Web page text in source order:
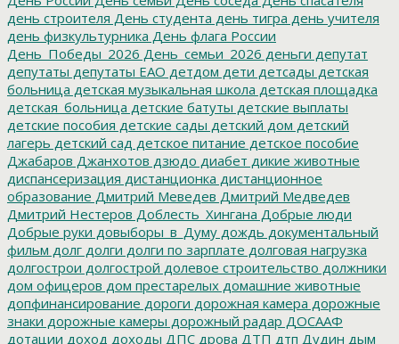
день строителя День студента день тигра день учителя
день физкультурника День флага России
День_Победы_2026 День_семьи_2026 деньги депутат
депутаты депутаты ЕАО детдом дети детсады детская
больница детская музыкальная школа детская площадка
детская_больница детские батуты детские выплаты
детские пособия детские сады детский дом детский
лагерь детский сад детское питание детское пособие
Джабаров Джанхотов дзюдо диабет дикие животные
диспансеризация дистанционка дистанционное
образование Дмитрий Меведев Дмитрий Медведев
Дмитрий Нестеров Доблесть_Хингана Добрые люди
Добрые руки довыборы_в_Думу дождь документальный
фильм долг долги долги по зарплате долговая нагрузка
долгострои долгострой долевое строительство должники
дом офицеров дом престарелых домашние животные
допфинансирование дороги дорожная камера дорожные
знаки дорожные камеры дорожный радар ДОСААФ
дотации доход доходы ДПС дрова ДТП дтп Дудин дым